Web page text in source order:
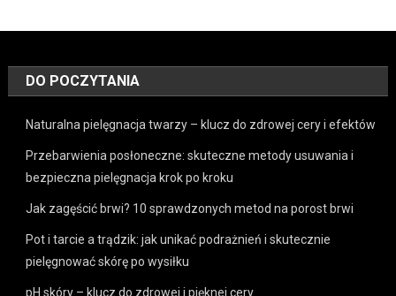
DO POCZYTANIA
Naturalna pielęgnacja twarzy – klucz do zdrowej cery i efektów
Przebarwienia posłoneczne: skuteczne metody usuwania i
bezpieczna pielęgnacja krok po kroku
Jak zagęścić brwi? 10 sprawdzonych metod na porost brwi
Pot i tarcie a trądzik: jak unikać podrażnień i skutecznie
pielęgnować skórę po wysiłku
pH skóry – klucz do zdrowej i pięknej cery